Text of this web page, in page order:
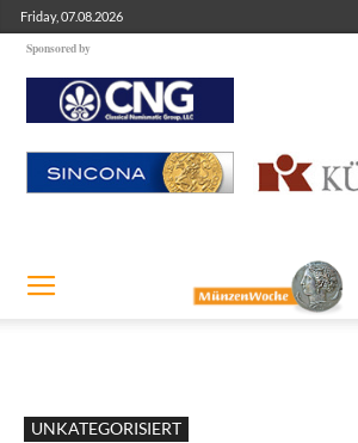
Friday, 07.08.2026
Sponsored by
UNKATEGORISIERT